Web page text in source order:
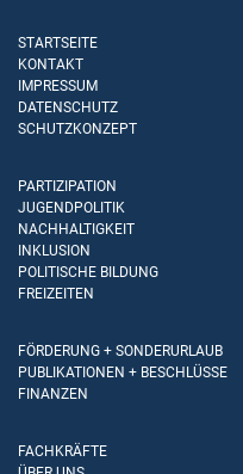
STARTSEITE
KONTAKT
IMPRESSUM
DATENSCHUTZ
SCHUTZKONZEPT
PARTIZIPATION
JUGENDPOLITIK
NACHHALTIGKEIT
INKLUSION
POLITISCHE BILDUNG
FREIZEITEN
FÖRDERUNG + SONDERURLAUB
PUBLIKATIONEN + BESCHLÜSSE
FINANZEN
FACHKRÄFTE